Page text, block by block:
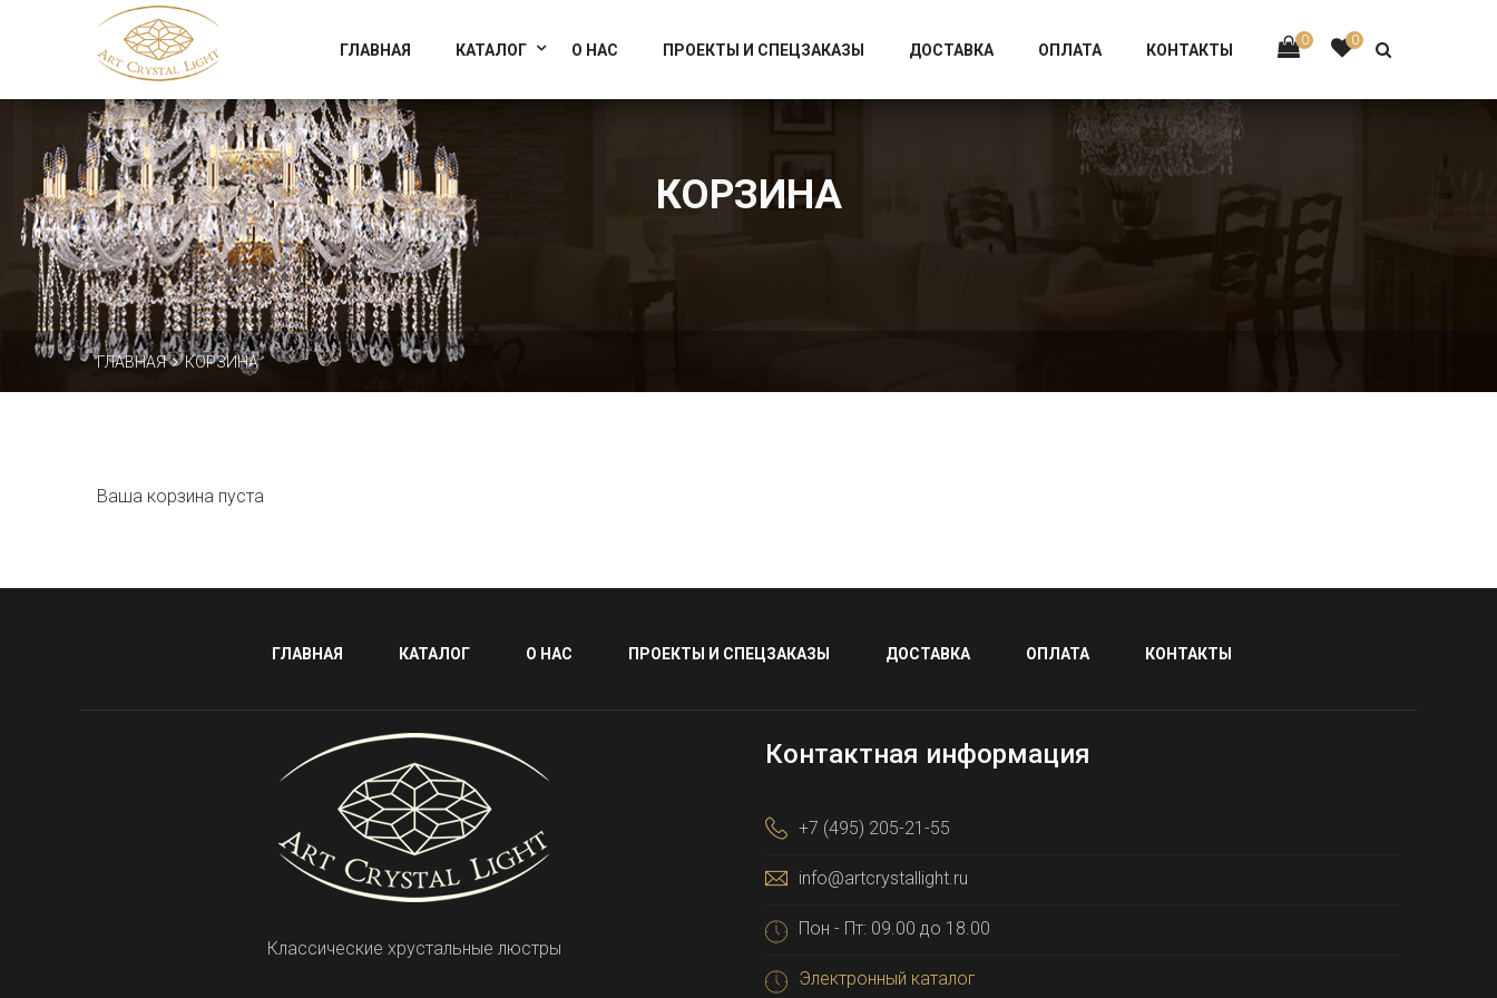
Официальный магазин фабрики Art Crystal Light
0 0
ГЛАВНАЯ КАТАЛОГ О НАС ПРОЕКТЫ И СПЕЦЗАКАЗЫ ДОСТАВКА ОПЛАТА КОНТАКТЫ
КОРЗИНА
ГЛАВНАЯ КОРЗИНА
Ваша корзина пуста
ГЛАВНАЯ КАТАЛОГ О НАС ПРОЕКТЫ И СПЕЦЗАКАЗЫ ДОСТАВКА ОПЛАТА КОНТАКТЫ
Классические хрустальные люстры
Контактная информация
+7 (495) 205-21-55
info@artcrystallight.ru
Пон - Пт: 09.00 до 18.00
Электронный каталог